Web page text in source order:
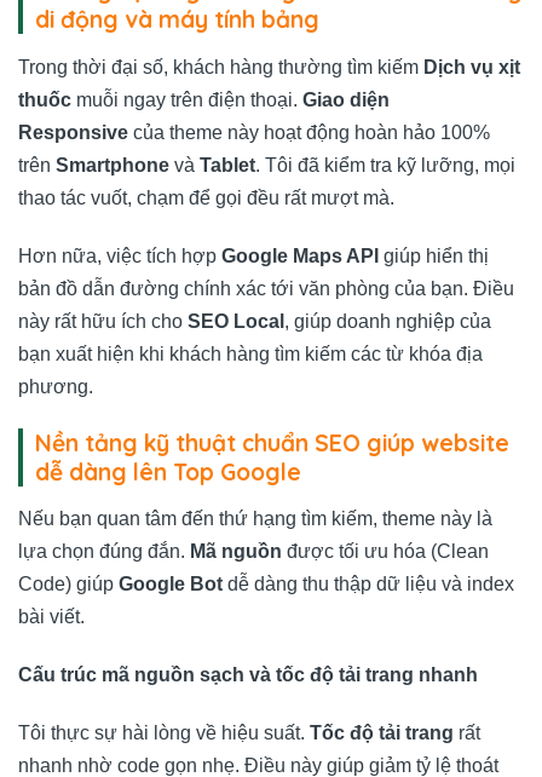
di động và máy tính bảng
Trong thời đại số, khách hàng thường tìm kiếm Dịch vụ xịt
thuốc muỗi ngay trên điện thoại. Giao diện
Responsive của theme này hoạt động hoàn hảo 100%
trên Smartphone và Tablet. Tôi đã kiểm tra kỹ lưỡng, mọi
thao tác vuốt, chạm để gọi đều rất mượt mà.
Hơn nữa, việc tích hợp Google Maps API giúp hiển thị
bản đồ dẫn đường chính xác tới văn phòng của bạn. Điều
này rất hữu ích cho SEO Local , giúp doanh nghiệp của
bạn xuất hiện khi khách hàng tìm kiếm các từ khóa địa
phương.
Nền tảng kỹ thuật chuẩn SEO giúp website
dễ dàng lên Top Google
Nếu bạn quan tâm đến thứ hạng tìm kiếm, theme này là
lựa chọn đúng đắn. Mã nguồn được tối ưu hóa (Clean
Code) giúp Google Bot dễ dàng thu thập dữ liệu và index
bài viết.
Cấu trúc mã nguồn sạch và tốc độ tải trang nhanh
Tôi thực sự hài lòng về hiệu suất. Tốc độ tải trang rất
nhanh nhờ code gọn nhẹ. Điều này giúp giảm tỷ lệ thoát